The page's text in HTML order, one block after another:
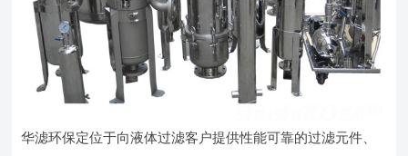
华滤环保定位于向液体过滤客户提供性能可靠的过滤元件、